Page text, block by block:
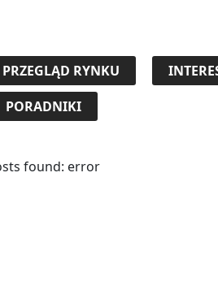
RYNKU
PORADNIKI
found: error